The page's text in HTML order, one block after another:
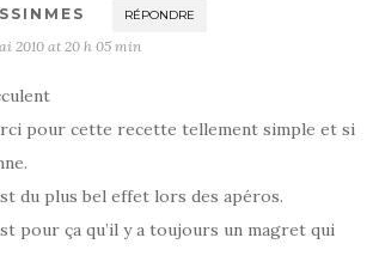
RÉPONDRE
2010 at 20 h 05 min
pour cette recette tellement simple et si
du plus bel effet lors des apéros.
pour ça qu’il y a toujours un magret qui